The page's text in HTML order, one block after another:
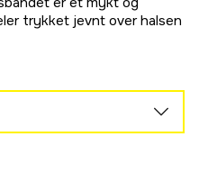
trykket jevnt over halsen